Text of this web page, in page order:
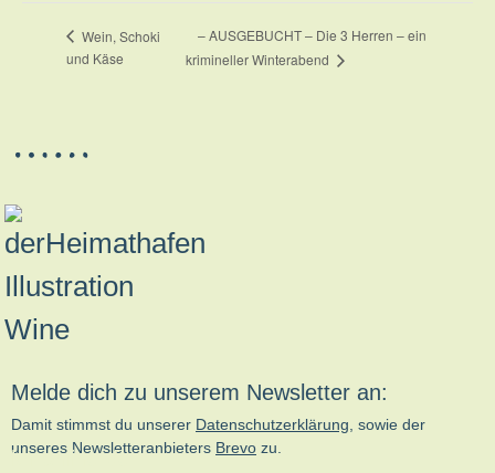
Wein, Schoki
und Käse
– AUSGEBUCHT – Die 3 Herren – ein
krimineller Winterabend
Melde dich zu unserem Newsletter an:
Damit stimmst du unserer Datenschutzerklärung , sowie der
unseres Newsletteranbieters Brevo zu.
kn-online.de